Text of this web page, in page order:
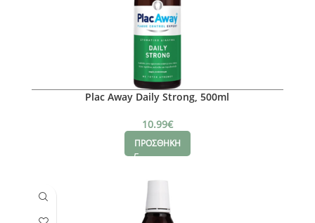
Plac Away Daily Strong, 500ml
10.99€
ΠΡΟΣΘΗΚΗ